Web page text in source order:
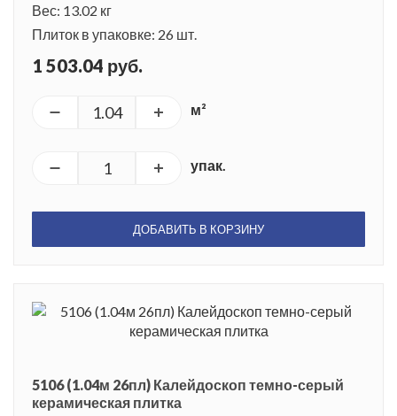
Вес: 13.02 кг
Плиток в упаковке: 26 шт.
1 503.04 руб.
м²
упак.
ДОБАВИТЬ В КОРЗИНУ
5106 (1.04м 26пл) Калейдоскоп темно-серый
керамическая плитка